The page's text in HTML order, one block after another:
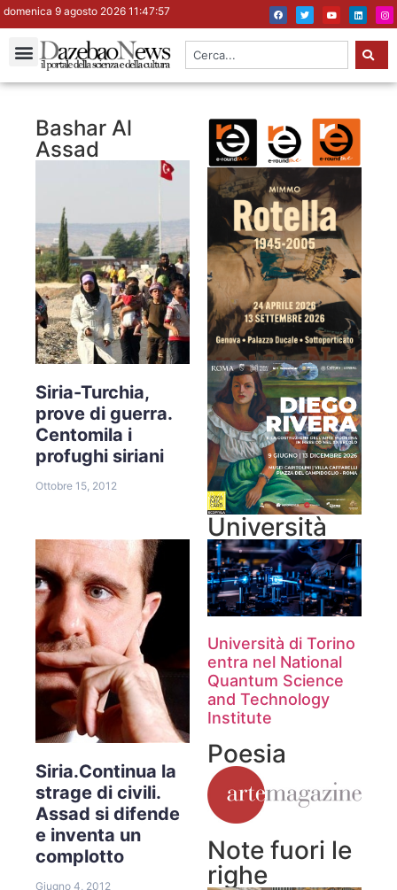
domenica 9 agosto 2026 11:47:57
Bashar Al
Assad
Siria-Turchia,
prove di guerra.
Centomila i
profughi siriani
Ottobre 15, 2012
Siria.Continua la
strage di civili.
Assad si difende
e inventa un
complotto
Giugno 4, 2012
Università
Università di Torino
entra nel National
Quantum Science
and Technology
Institute
Poesia
Note fuori le
righe